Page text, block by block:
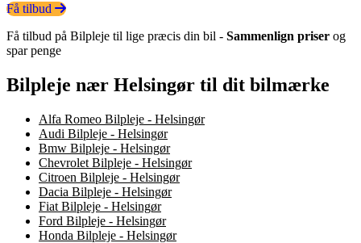
Få tilbud
Få tilbud på Bilpleje til lige præcis din bil - Sammenlign priser og
spar penge
Bilpleje nær Helsingør til dit bilmærke
Alfa Romeo Bilpleje - Helsingør
Audi Bilpleje - Helsingør
Bmw Bilpleje - Helsingør
Chevrolet Bilpleje - Helsingør
Citroen Bilpleje - Helsingør
Dacia Bilpleje - Helsingør
Fiat Bilpleje - Helsingør
Ford Bilpleje - Helsingør
Honda Bilpleje - Helsingør